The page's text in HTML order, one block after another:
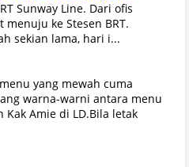
Sunway Line. Dari ofis
ke Stesen BRT.
sekian lama, hari i...
yang mewah cuma
warna-warni antara menu
Amie di LD.Bila letak